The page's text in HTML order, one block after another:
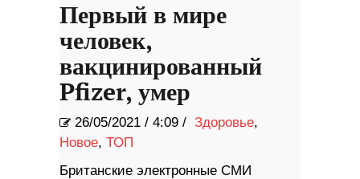
Первый в мире
человек,
вакцинированный
Pfizer, умер
26/05/2021 / 4:09 / Здоровье,
Новое, ТОП
Британские электронные СМИ